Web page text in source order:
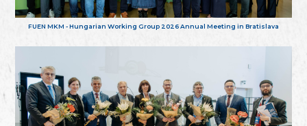
FUEN MKM - Hungarian Working Group 2026 Annual Meeting in Bratislava